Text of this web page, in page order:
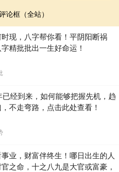
论框（全站）
现，八字帮你看！平阴阳断祸
精批批出一生好命运！
已经到来，如何能够把握先机，趋
不走弯路，点击此处查看！
事业，财富伴终生！哪日出生的人
之命，十之八九是大官或富豪，